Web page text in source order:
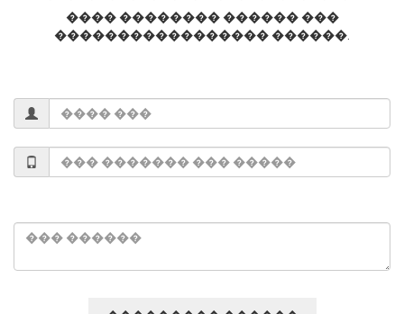
���� �������� ������ ���
����������������� ������.